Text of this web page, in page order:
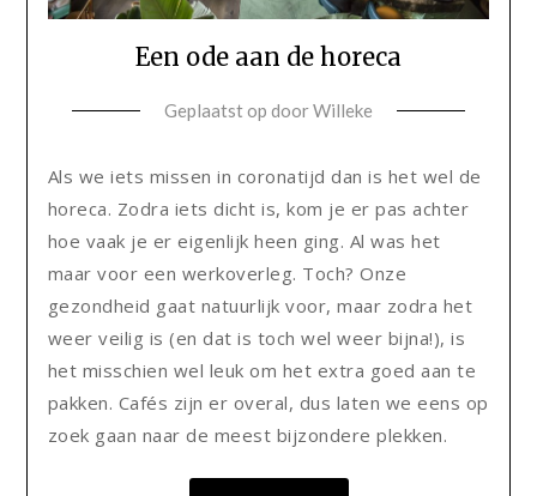
Een ode aan de horeca
Geplaatst op doorWilleke
Als we iets missen in coronatijd dan is het wel de
horeca. Zodra iets dicht is, kom je er pas achter
hoe vaak je er eigenlijk heen ging. Al was het
maar voor een werkoverleg. Toch? Onze
gezondheid gaat natuurlijk voor, maar zodra het
weer veilig is (en dat is toch wel weer bijna!), is
het misschien wel leuk om het extra goed aan te
pakken. Cafés zijn er overal, dus laten we eens op
zoek gaan naar de meest bijzondere plekken.